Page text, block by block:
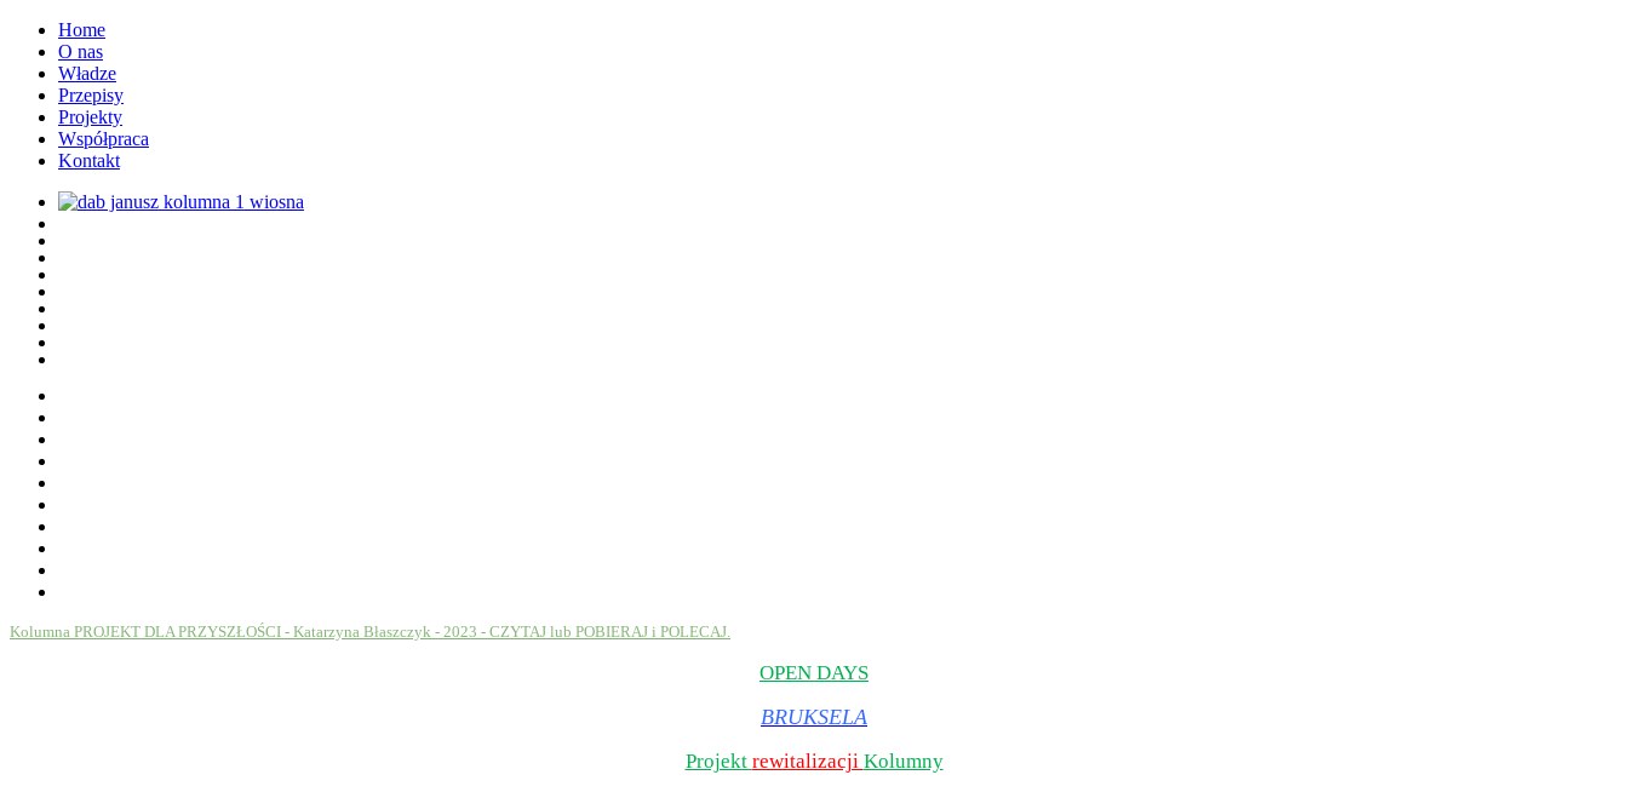
Home
O nas
Władze
Przepisy
Projekty
Współpraca
Kontakt
Kolumna PROJEKT DLA PRZYSZŁOŚCI - Katarzyna Błaszczyk - 2023 - CZYTAJ lub POBIERAJ i POLECAJ.
OPEN DAYS
BRUKSELA
Projekt rewitalizacji Kolumny